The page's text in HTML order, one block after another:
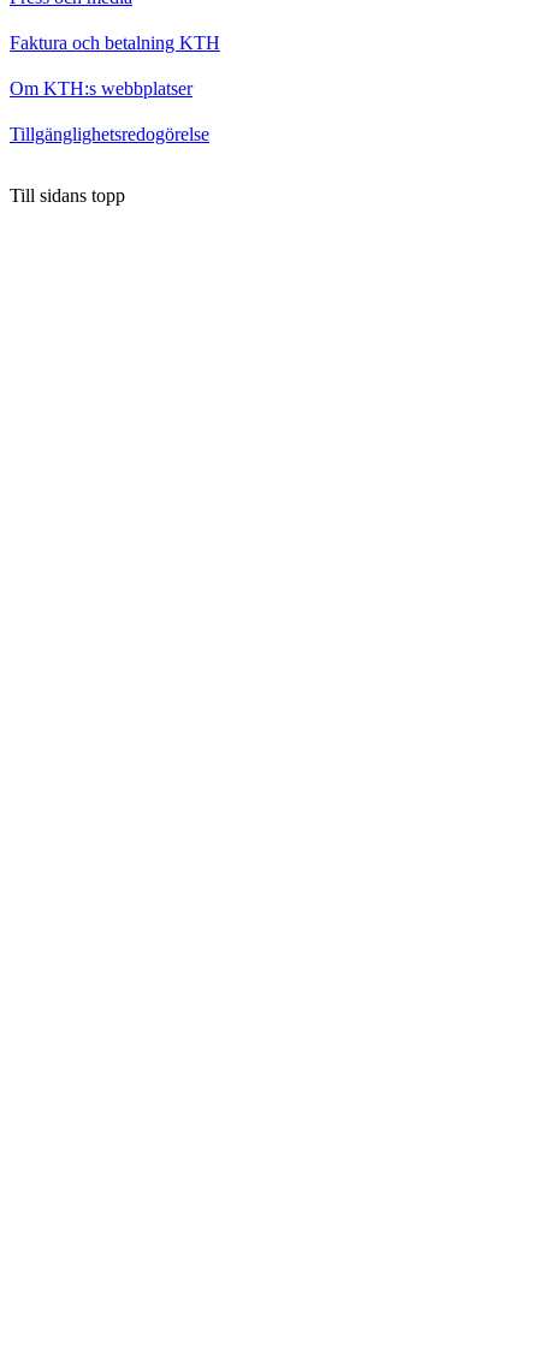
Faktura och betalning KTH
Om KTH:s webbplatser
Tillgänglighetsredogörelse
Till sidans topp